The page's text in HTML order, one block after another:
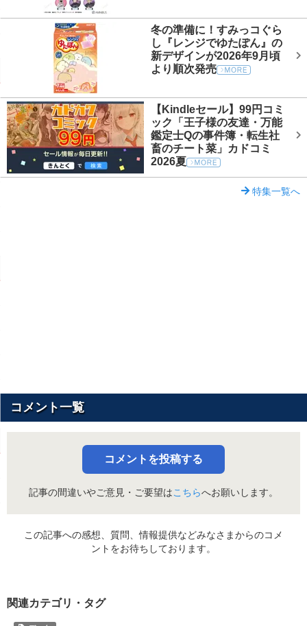
冬の準備に！すみっコぐら
し『レンジでゆたぽん』の
新デザインが2026年9月頃
より順次発売
【Kindleセール】99円コミ
ック「王子様の友達・万能
鑑定士Qの事件簿・転生社
畜のチート菜」カドコミ
2026夏
特集一覧へ
コメント一覧
コメントを投稿する
記事の間違いやご意見・ご要望はこちらへお願いします。
この記事への感想、質問、情報提供などみなさまからのコメ
ントをお待ちしております。
関連カテゴリ・タグ